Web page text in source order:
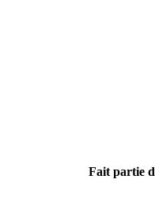
Fait partie